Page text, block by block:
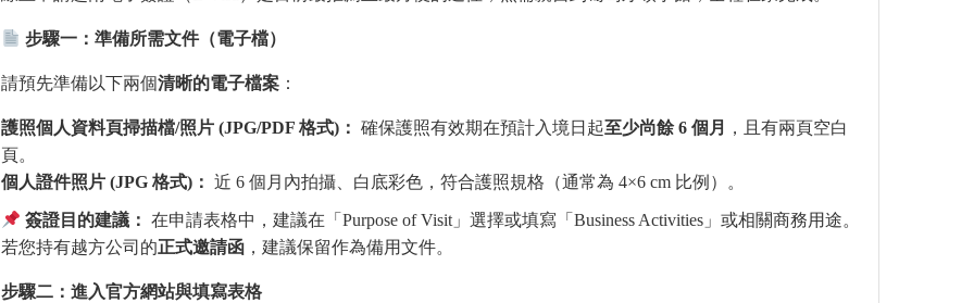
步驟一：準備所需文件（電子檔）
請預先準備以下兩個清晰的電子檔案 ：
護照個人資料頁掃描檔/照片 (JPG/PDF 格式) ： 確保護照有效期在預計入境日起至少尚餘6 個月
，且有兩頁空白
頁。
個人證件照片 (JPG 格式) ： 近 6 個月內拍攝、白底彩色，符合護照規格（通常為 4×6 cm 比例）。
簽證目的建議： 在申請表格中，建議在「Purpose of Visit」選擇或填寫「Business Activities」或相關商務用途。
若您持有越方公司的正式邀請函 ，建議保留作為備用文件。
步驟二：進入官方網站與填寫表格